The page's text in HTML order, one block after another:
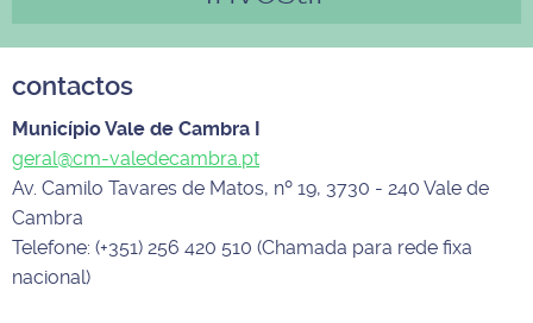
contactos
Município Vale de Cambra I
geral@cm-valedecambra.pt
Av. Camilo Tavares de Matos, nº 19, 3730 - 240 Vale de
Cambra
Telefone: (+351) 256 420 510 (Chamada para rede fixa
nacional)